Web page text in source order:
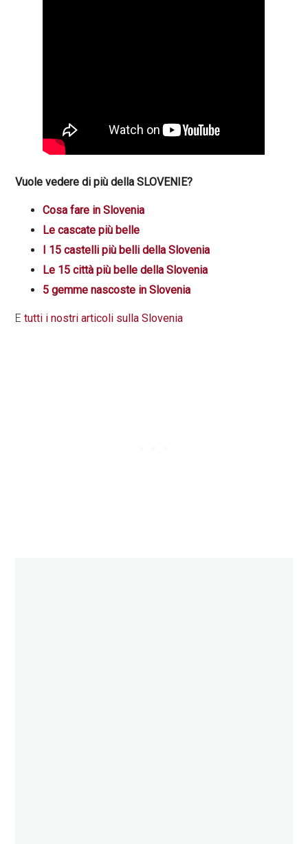
Vuole vedere di più della SLOVENIE?
Cosa fare in Slovenia
Le cascate più belle
I 15 castelli più belli della Slovenia
Le 15 città più belle della Slovenia
5 gemme nascoste in Slovenia
Etutti i nostri articoli sulla Slovenia